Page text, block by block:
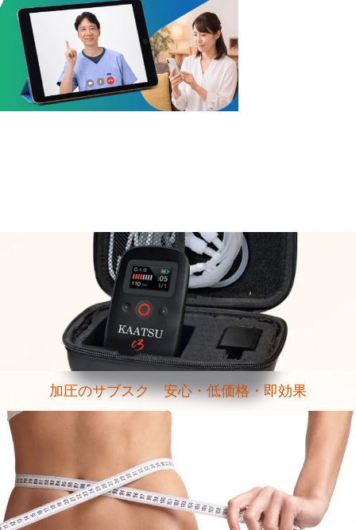
加圧のサブスク 安心・低価格・即効果